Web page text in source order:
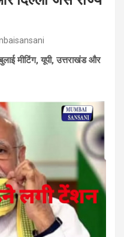
मीटिंग, यूपी, उत्तराखंड और